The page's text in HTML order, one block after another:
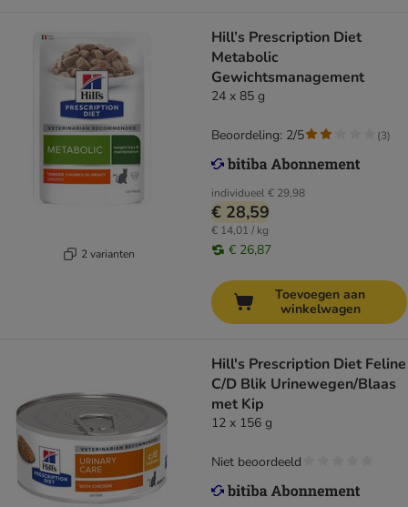
2 varianten
Hill’s Prescription Diet
Metabolic
Gewichtsmanagement
24 x 85 g
individueel€ 29,98
€ 28,59
€ 14,01 / kg
€ 26,87
Beoordeling: 2/5 (3)
Toevoegen aan
winkelwagen
Hill's Prescription Diet Feline
C/D Blik Urinewegen/Blaas
met Kip
12 x 156 g
Niet beoordeeld